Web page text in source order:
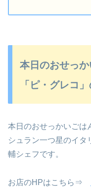
本日のおせっ
「ピ・グレコ
本日のおせっかいごは
シュラン一つ星のイタ
輔シェフです。
お店のHPはこちら⇒